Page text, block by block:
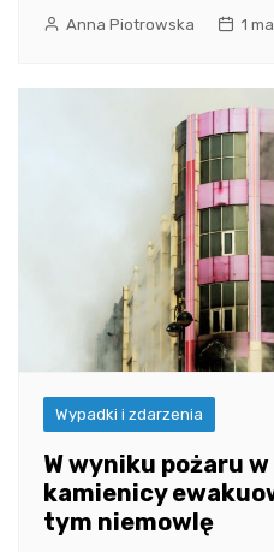
Anna Piotrowska 1
Wypadki i zdarzenia
W wyniku pożaru
kamienicy
tym niemowlę